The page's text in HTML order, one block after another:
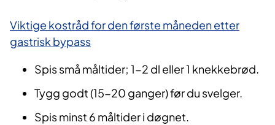
Viktige kostråd for den første måneden etter
gastrisk bypass
Spis små måltider; 1-2 dl eller 1 knekkebrød.
Tygg godt (15-20 ganger) før du svelger.
Spis minst 6 måltider i døgnet.​​​